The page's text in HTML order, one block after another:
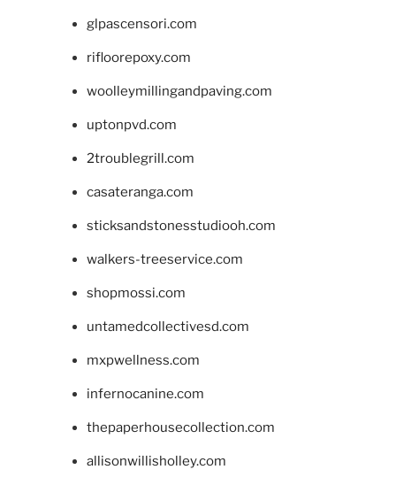
glpascensori.com
rifloorepoxy.com
woolleymillingandpaving.com
uptonpvd.com
2troublegrill.com
casateranga.com
sticksandstonesstudiooh.com
walkers-treeservice.com
shopmossi.com
untamedcollectivesd.com
mxpwellness.com
infernocanine.com
thepaperhousecollection.com
allisonwillisholley.com